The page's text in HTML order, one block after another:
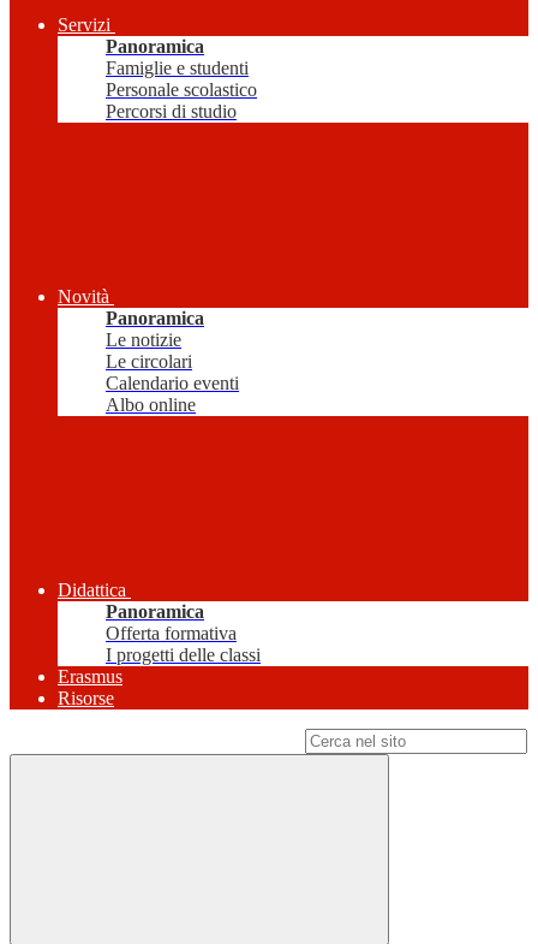
Servizi
Panoramica
Famiglie e studenti
Personale scolastico
Percorsi di studio
Novità
Panoramica
Le notizie
Le circolari
Calendario eventi
Albo online
Didattica
Panoramica
Offerta formativa
I progetti delle classi
Erasmus
Risorse